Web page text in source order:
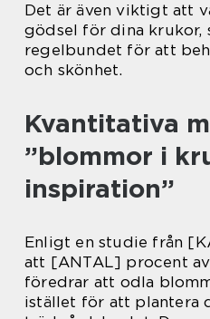
Det är även viktigt att
gödsel för dina krukor,
regelbundet för att
och skönhet.
Kvantitativa
”blommor i
inspiration”
Enligt en studie från
att [ANTAL] procent
föredrar att odla
istället för att plantera